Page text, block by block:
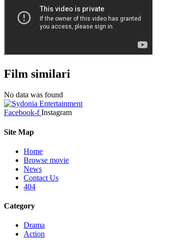
Film similari
No data was found
Facebook-f Instagram
Site Map
Home
Browse movie
News
Contact Us
404
Category
Drama
Action